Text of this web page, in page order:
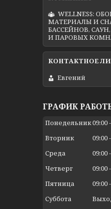
WELLNESS:
МАТЕРИАЛЫ И
БАССЕЙНОВ,
И ПАРОВЫХ
Евгений
ГРАФИК
Понедельник09:00
Вторник
09:00
Среда
09:00
Четверг
09:00
Пятница
09:00
Суббота